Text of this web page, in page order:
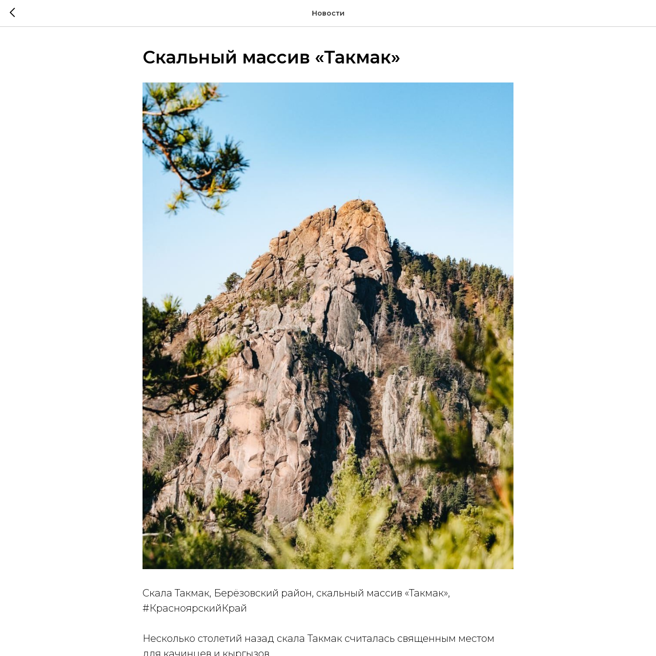
Новости
Скальный массив «Такмак»
Скала Такмак, Берёзовский район, скальный массив «Такмак»,
#КрасноярскийКрай
Несколько столетий назад скала Такмак считалась священным местом
для качинцев и кыргызов.